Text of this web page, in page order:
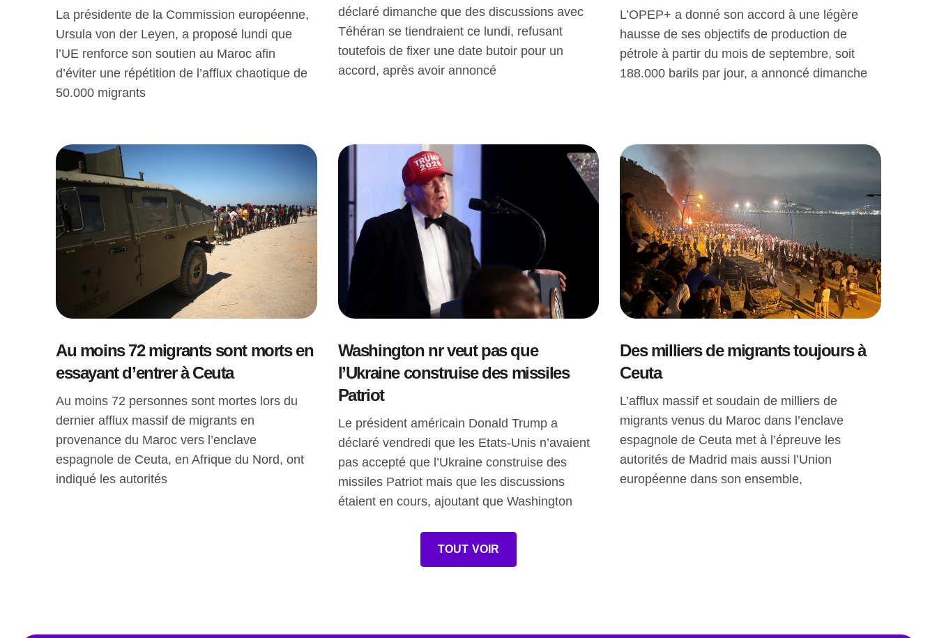
La présidente de la Commission européenne,
Ursula von der Leyen, a proposé lundi que
l’UE renforce son soutien au Maroc afin
d’éviter une répétition de l’afflux chaotique de
50.000 migrants
déclaré dimanche que des discussions avec
Téhéran se tiendraient ce lundi, refusant
toutefois de fixer une date butoir pour un
accord, après avoir annoncé
L’OPEP+ a donné son accord à une légère
hausse de ses objectifs de production de
pétrole à partir du mois de septembre, soit
188.000 barils par jour, a annoncé dimanche
Au moins 72 migrants sont morts en
essayant d’entrer à Ceuta
Au moins 72 personnes sont mortes lors du
dernier afflux massif de migrants en
provenance du Maroc vers l’enclave
espagnole de Ceuta, en Afrique du Nord, ont
indiqué les autorités
Washington nr veut pas que
l’Ukraine construise des missiles
Patriot
Le président américain Donald Trump a
déclaré vendredi que les Etats-Unis n’avaient
pas accepté que l’Ukraine construise des
missiles Patriot mais que les discussions
étaient en cours, ajoutant que Washington
Des milliers de migrants toujours à
Ceuta
L’afflux massif et soudain de milliers de
migrants venus du Maroc dans l’enclave
espagnole de Ceuta met à l’épreuve les
autorités de Madrid mais aussi l’Union
européenne dans son ensemble,
TOUT VOIR